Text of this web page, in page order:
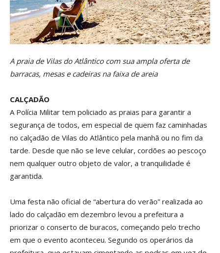
A praia de Vilas do Atlântico com sua ampla oferta de
barracas, mesas e cadeiras na faixa de areia
CALÇADÃO
A Polícia Militar tem policiado as praias para garantir a
segurança de todos, em especial de quem faz caminhadas
no calçadão de Vilas do Atlântico pela manhã ou no fim da
tarde. Desde que não se leve celular, cordões ao pescoço
nem qualquer outro objeto de valor, a tranquilidade é
garantida.
Uma festa não oficial de “abertura do verão” realizada ao
lado do calçadão em dezembro levou a prefeitura a
priorizar o conserto de buracos, começando pelo trecho
em que o evento aconteceu. Segundo os operários da